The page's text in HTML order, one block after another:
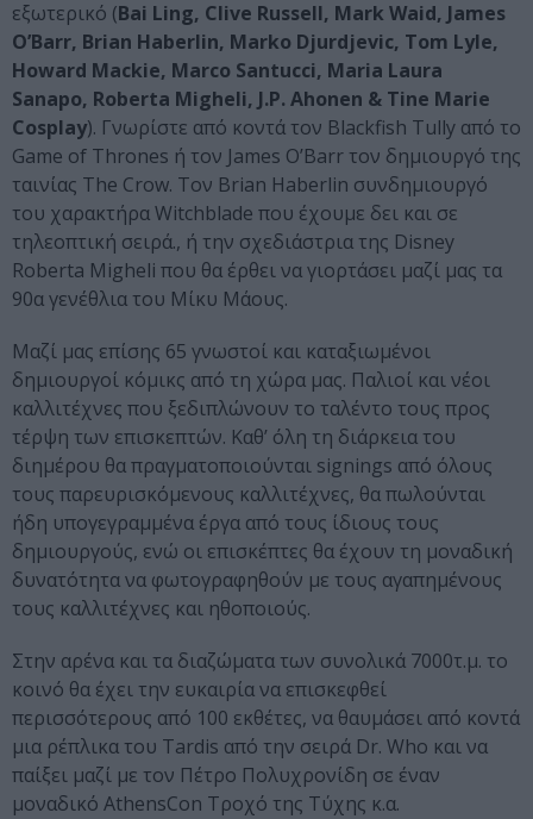
εξωτερικό (Bai Ling, Clive Russell, Mark Waid, James
O’Barr, Brian Haberlin, Marko Djurdjevic, Tom Lyle,
Howard Mackie, Marco Santucci, Maria Laura
Sanapo, Roberta Migheli, J.P. Ahonen & Tine Marie
Cosplay). Γνωρίστε από κοντά τον Blackfish Tully από το
Game of Thrones ή τoν James O’Barr τον δημιουργό της
ταινίας The Crow. Toν Brian Haberlin συνδημιουργό
του χαρακτήρα Witchblade που έχουμε δει και σε
τηλεοπτική σειρά., ή την σχεδιάστρια της Disney
Roberta Migheli που θα έρθει να γιορτάσει μαζί μας τα
90α γενέθλια του Μίκυ Μάους.
Μαζί μας επίσης 65 γνωστοί και καταξιωμένοι
δημιουργοί κόμικς από τη χώρα μας. Παλιοί και νέοι
καλλιτέχνες που ξεδιπλώνουν το ταλέντο τους προς
τέρψη των επισκεπτών. Καθ’ όλη τη διάρκεια του
διημέρου θα πραγματοποιούνται signings από όλους
τους παρευρισκόμενους καλλιτέχνες, θα πωλούνται
ήδη υπογεγραμμένα έργα από τους ίδιους τους
δημιουργούς, ενώ οι επισκέπτες θα έχουν τη μοναδική
δυνατότητα να φωτογραφηθούν με τους αγαπημένους
τους καλλιτέχνες και ηθοποιούς.
Στην αρένα και τα διαζώματα των συνολικά 7000τ.μ. το
κοινό θα έχει την ευκαιρία να επισκεφθεί
περισσότερους από 100 εκθέτες, να θαυμάσει από κοντά
μια ρέπλικα του Tardis από την σειρά Dr. Who και να
παίξει μαζί με τον Πέτρο Πολυχρονίδη σε έναν
μοναδικό AthensCon Τροχό της Τύχης κ.α.